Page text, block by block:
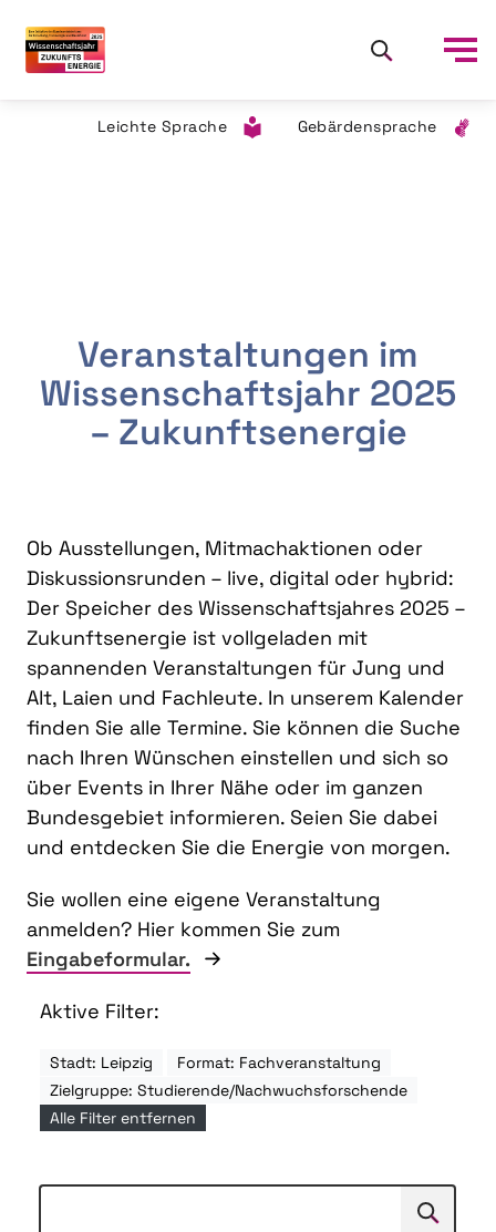
Leichte Sprache Gebärdensprache
Veranstaltungen im
Wissenschaftsjahr 2025
– Zukunftsenergie
Ob Ausstellungen, Mitmachaktionen oder
Diskussionsrunden – live, digital oder hybrid:
Der Speicher des Wissenschaftsjahres 2025 –
Zukunftsenergie ist vollgeladen mit
spannenden Veranstaltungen für Jung und
Alt, Laien und Fachleute. In unserem Kalender
finden Sie alle Termine. Sie können die Suche
nach Ihren Wünschen einstellen und sich so
über Events in Ihrer Nähe oder im ganzen
Bundesgebiet informieren. Seien Sie dabei
und entdecken Sie die Energie von morgen.
Sie wollen eine eigene Veranstaltung
anmelden? Hier kommen Sie zum
Eingabeformular.
Aktive Filter:
Stadt: Leipzig
Format: Fachveranstaltung
Zielgruppe: Studierende/Nachwuchsforschende
Alle Filter entfernen
Suchen